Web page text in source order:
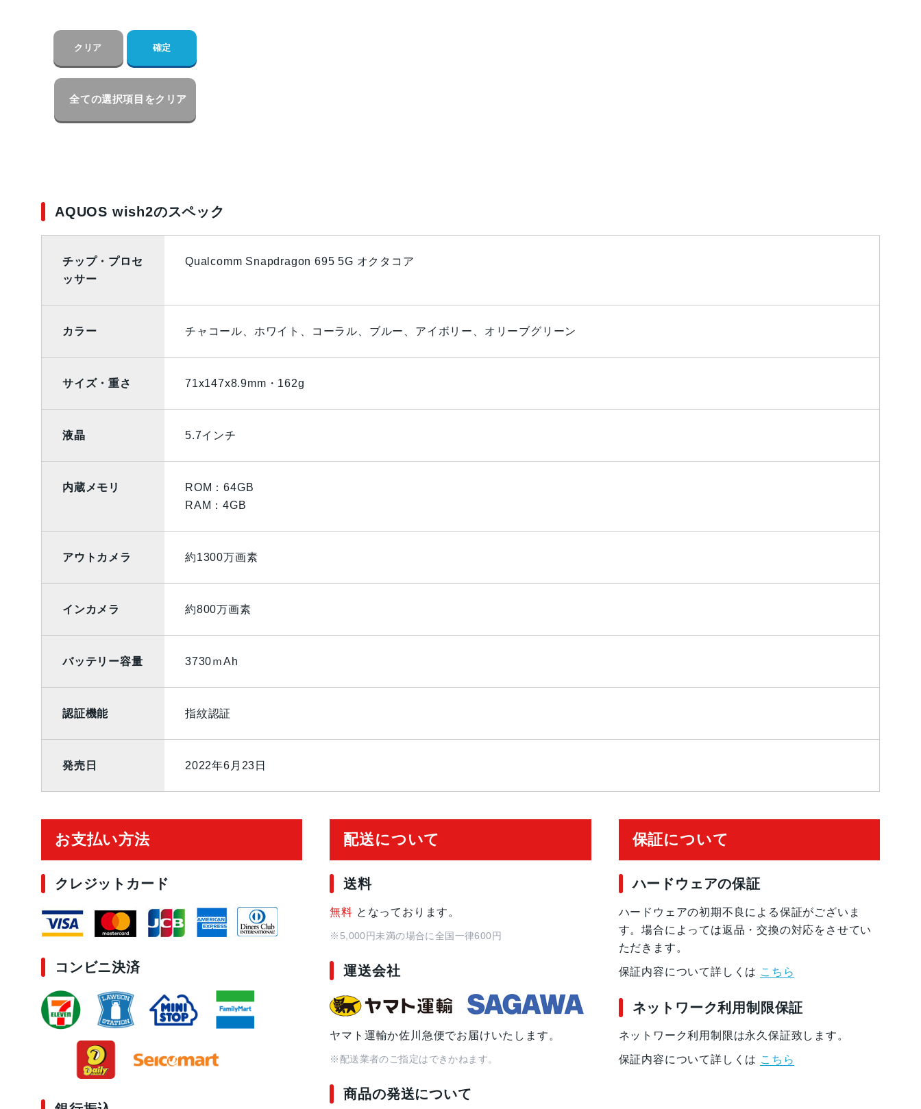
クリア 確定
全ての選択項目をクリア
AQUOS wish2のスペック
チップ・プロセ
ッサー
Qualcomm Snapdragon 695 5G オクタコア
カラー チャコール、ホワイト、コーラル、ブルー、アイボリー、オリーブグリーン
サイズ・重さ 71x147x8.9mm・162g
液晶 5.7インチ
内蔵メモリ
ROM：64GB
RAM：4GB
アウトカメラ 約1300万画素
インカメラ 約800万画素
バッテリー容量 3730ｍAh
認証機能 指紋認証
発売日 2022年6月23日
お支払い方法
クレジットカード
コンビニ決済
配送について
送料
無料 となっております。
※5,000円未満の場合に全国一律600円
運送会社
ヤマト運輸か佐川急便でお届けいたします。
※配送業者のご指定はできかねます。
商品の発送について
保証について
ハードウェアの保証
ハードウェアの初期不良による保証がございま
す。場合によっては返品・交換の対応をさせてい
ただきます。
保証内容について詳しくは こちら
ネットワーク利用制限保証
ネットワーク利用制限は永久保証致します。
保証内容について詳しくは こちら